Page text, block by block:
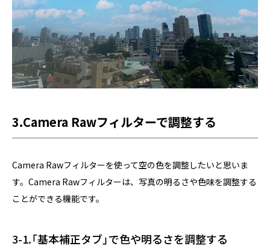
3.Camera Rawフィルターで調整する
Camera Rawフィルターを使って空の色を調整したいと思いま
す。Camera Rawフィルターは、写真の明るさや色味を調整する
ことができる機能です。
3-1.「基本補正タブ」で色や明るさを調整する